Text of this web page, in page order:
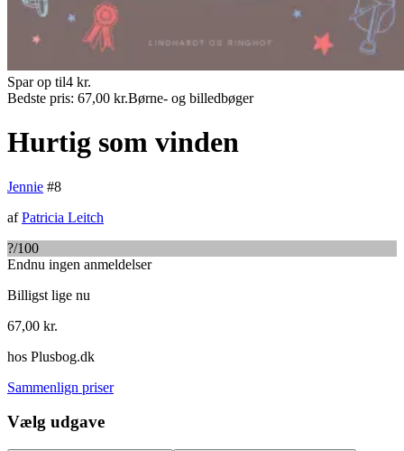
Spar op til4 kr.
Bedste pris: 67,00 kr.Børne- og billedbøger
Hurtig som vinden
Jennie #8
afPatricia Leitch
?/100
Endnu ingen anmeldelser
Billigst lige nu
67,00 kr.
hos Plusbog.dk
Sammenlign priser
Vælg udgave